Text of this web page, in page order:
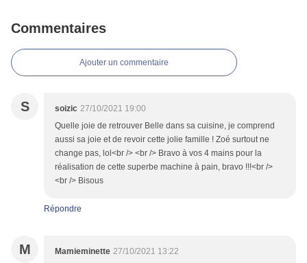
Commentaires
Ajouter un commentaire
S soizic 27/10/2021 19:00
Quelle joie de retrouver Belle dans sa cuisine, je comprend
aussi sa joie et de revoir cette jolie famille ! Zoé surtout ne
change pas, lol<br /> <br /> Bravo à vos 4 mains pour la
réalisation de cette superbe machine à pain, bravo !!!<br />
<br /> Bisous
Répondre
M Mamieminette 27/10/2021 13:22